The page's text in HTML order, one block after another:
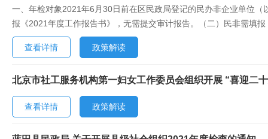
一、年检对象2021年6月30日前在区民政局登记的民办非企业单位
报《2021年度工作报告书》，无需提交审计报告。（二）民非需填
托新版“江苏省社会组织网上办事系统”（以下简称“网上办事系统”
分辨率为1024×768以上（推荐1920×1080）。参检社会组织要....
查看详情 政策解读
北京市社工服务机构第一妇女工作委员会组织开展 “喜迎二
查看详情 政策解读